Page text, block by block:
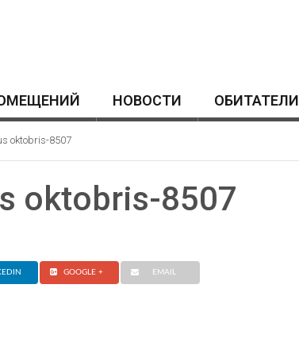
HОВОСТИ ОБИТАТЕЛИ
oktobris-8507
oktobris-8507
GOOGLE + EMAIL